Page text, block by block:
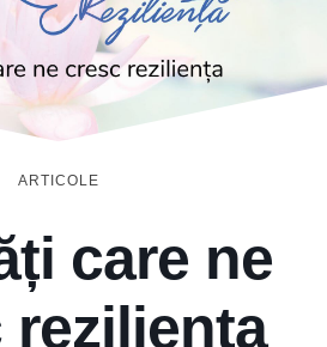
ARTICOLE
care ne
reziliența